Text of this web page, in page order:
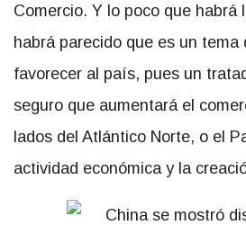
Comercio. Y lo poco que habrá
habrá parecido que es un tema
favorecer al país, pues un
seguro que aumentará el
lados del Atlántico Norte, o el
actividad económica y la